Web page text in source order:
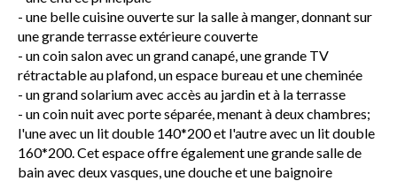
- une belle cuisine ouverte sur la salle à manger, donnant sur
une grande terrasse extérieure couverte
- un coin salon avec un grand canapé, une grande TV
rétractable au plafond, un espace bureau et une cheminée
- un grand solarium avec accès au jardin et à la terrasse
- un coin nuit avec porte séparée, menant à deux chambres;
l'une avec un lit double 140*200 et l'autre avec un lit double
160*200. Cet espace offre également une grande salle de
bain avec deux vasques, une douche et une baignoire